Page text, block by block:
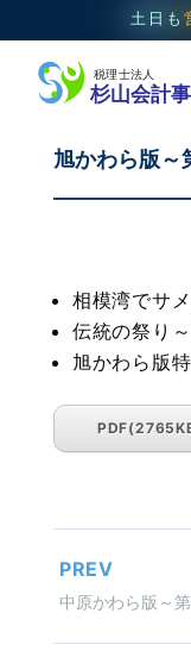
土日も
旭かわら版～
相模湾でサ
伝統の祭り
旭かわら版
PREV
中原かわら版～